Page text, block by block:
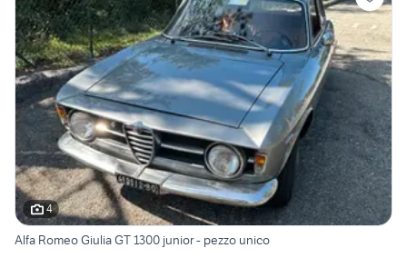
4
Alfa Romeo Giulia GT 1300 junior - pezzo unico